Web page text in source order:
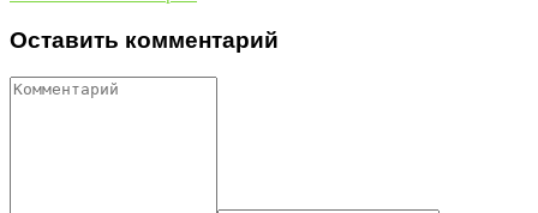
Оставить комментарий